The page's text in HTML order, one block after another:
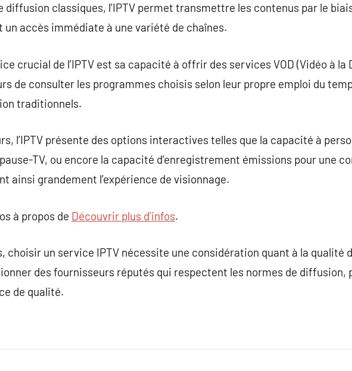
diffusion classiques, l’IPTV permet transmettre les contenus par le
un accès immédiate à une variété de chaînes.
crucial de l’IPTV est sa capacité à offrir des services VOD (Vidéo à
de consulter les programmes choisis selon leur propre emploi du
traditionnels.
l’IPTV présente des options interactives telles que la capacité à
TV, ou encore la capacité d’enregistrement émissions pour une
ainsi grandement l’expérience de visionnage.
à propos de Découvrir plus d’infos.
choisir un service IPTV nécessite une considération quant à la qualité
des fournisseurs réputés qui respectent les normes de diffusion,
de qualité.